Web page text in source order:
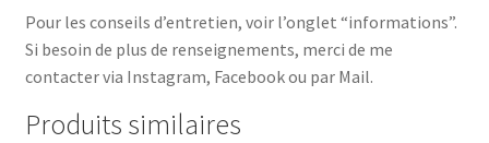
Pour les conseils d’entretien, voir l’onglet “informations”.
Si besoin de plus de renseignements, merci de me
contacter via Instagram, Facebook ou par Mail.
Produits similaires